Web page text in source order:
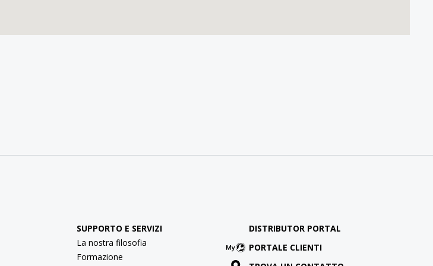
SUPPORTO E SERVIZI
La nostra filosofia
Formazione
DISTRIBUTOR PORTAL
PORTALE CLIENTI